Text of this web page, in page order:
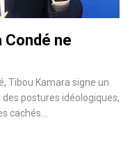
Condé ne
Tibou Kamara signe un
postures idéologiques,
cachés…